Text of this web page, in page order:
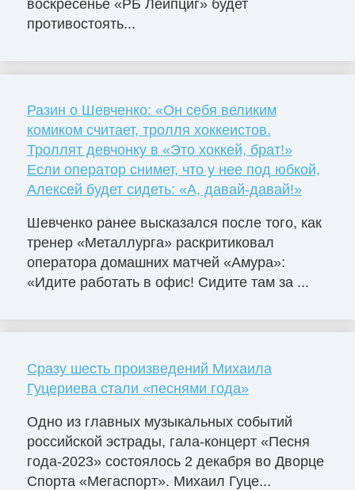
воскресенье «РБ Лейпциг» будет
противостоять...
Разин о Шевченко: «Он себя великим
комиком считает, тролля хоккеистов.
Троллят девчонку в «Это хоккей, брат!»
Если оператор снимет, что у нее под юбкой,
Алексей будет сидеть: «А, давай-давай!»
Шевченко ранее высказался после того, как
тренер «Металлурга» раскритиковал
оператора домашних матчей «Амура»:
«Идите работать в офис! Сидите там за ...
Сразу шесть произведений Михаила
Гуцериева стали «песнями года»
Одно из главных музыкальных событий
российской эстрады, гала-концерт «Песня
года-2023» состоялось 2 декабря во Дворце
Cпорта «Мегаспорт». Михаил Гуце...